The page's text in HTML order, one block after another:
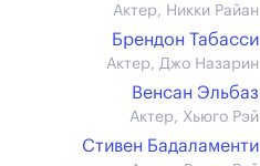
Актер, Никки Райан
Брендон Табасси
Актер, Джо Назарин
Венсан Эльбаз
Актер, Хьюго Рэй
Стивен Бадаламенти